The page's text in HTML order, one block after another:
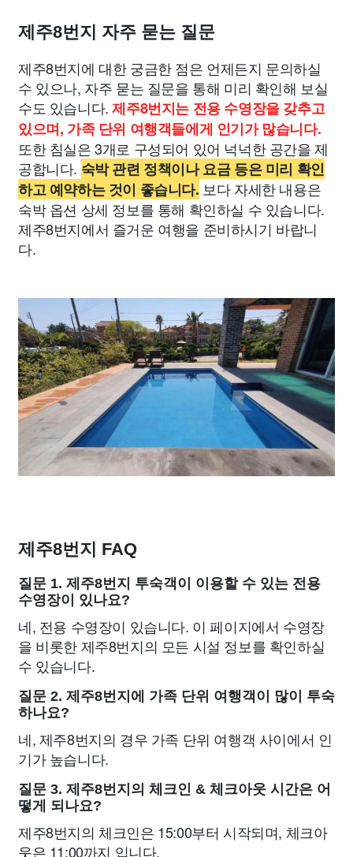
제주8번지 자주 묻는 질문
제주8번지에 대한 궁금한 점은 언제든지 문의하실
수 있으나, 자주 묻는 질문을 통해 미리 확인해 보실
수도 있습니다.제주8번지는 전용 수영장을 갖추고
있으며, 가족 단위 여행객들에게 인기가 많습니다.
또한 침실은 3개로 구성되어 있어 넉넉한 공간을 제
공합니다. 숙박 관련 정책이나 요금 등은 미리 확인
하고 예약하는 것이 좋습니다. 보다 자세한 내용은
숙박 옵션 상세 정보를 통해 확인하실 수 있습니다.
제주8번지에서 즐거운 여행을 준비하시기 바랍니
다.
제주8번지 FAQ
질문 1. 제주8번지 투숙객이 이용할 수 있는 전용
수영장이 있나요?
네, 전용 수영장이 있습니다. 이 페이지에서 수영장
을 비롯한 제주8번지의 모든 시설 정보를 확인하실
수 있습니다.
질문 2. 제주8번지에 가족 단위 여행객이 많이 투숙
하나요?
네, 제주8번지의 경우 가족 단위 여행객 사이에서 인
기가 높습니다.
질문 3. 제주8번지의 체크인 & 체크아웃 시간은 어
떻게 되나요?
제주8번지의 체크인은 15:00부터 시작되며, 체크아
웃은 11:00까지 입니다.